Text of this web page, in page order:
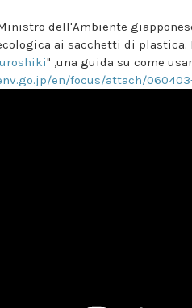
dell'Ambiente
ai sacchetti di plastica.
" ,una guida su come
en/focus/attach/